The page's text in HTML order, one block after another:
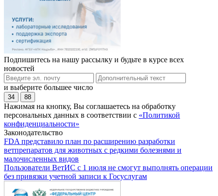
Подпишитесь на нашу рассылку и будьте в курсе всех
новостей
и выберите большее число
34 88
Нажимая на кнопку, Вы соглашаетесь на обработку
персональных данных в соответствии с «Политикой
конфиденциальности»
Законодательство
FDA представило план по расширению разработки
ветпрепаратов для животных с редкими болезнями и
малочисленных видов
Пользователи ВетИС с 1 июля не смогут выполнять операции
без привязки учетной записи к Госуслугам